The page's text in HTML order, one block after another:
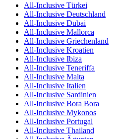
All-Inclusive Türkei
All-Inclusive Deutschland
All-Inclusive Dubai
All-Inclusive Mallorca
All-Inclusive Griechenland
All-Inclusive Kroatien
All-Inclusive Ibiza
All-Inclusive Teneriffa
All-Inclusive Malta
All-Inclusive Italien
All-Inclusive Sardinien
All-Inclusive Bora Bora
All-Inclusive Mykonos
All-Inclusive Portugal
All-Inclusive Thailand